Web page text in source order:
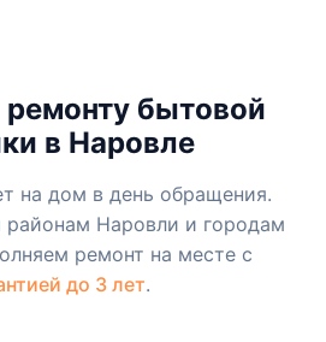
бытовой
в Наровле
на дом в день обращения.
районам Наровли и городам
ремонт на месте с
до 3 лет.